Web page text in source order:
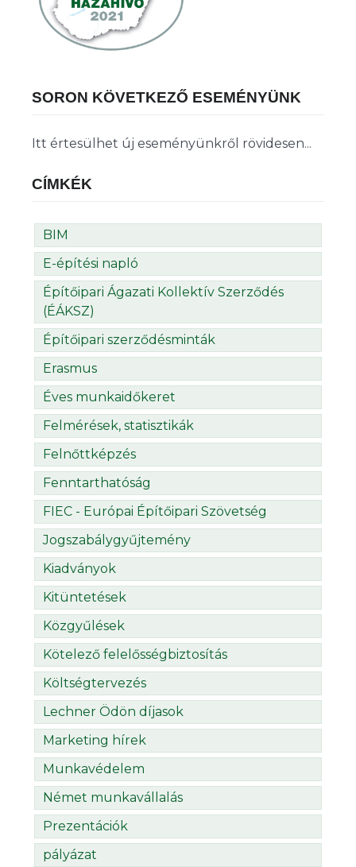
SORON KÖVETKEZŐ ESEMÉNYÜNK
Itt értesülhet új eseményünkről rövidesen...
CÍMKÉK
BIM
E-építési napló
Építőipari Ágazati Kollektív Szerződés
(ÉÁKSZ)
Építőipari szerződésminták
Erasmus
Éves munkaidőkeret
Felmérések, statisztikák
Felnőttképzés
Fenntarthatóság
FIEC - Európai Építőipari Szövetség
Jogszabálygyűjtemény
Kiadványok
Kitüntetések
Közgyűlések
Kötelező felelősségbiztosítás
Költségtervezés
Lechner Ödön díjasok
Marketing hírek
Munkavédelem
Német munkavállalás
Prezentációk
pályázat